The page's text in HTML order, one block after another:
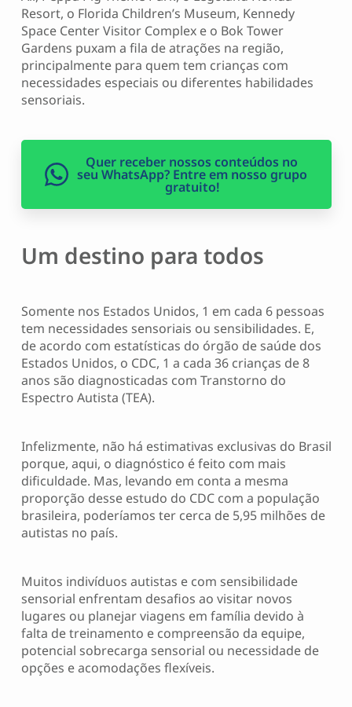
Resort, o Florida Children’s Museum, Kennedy
Space Center Visitor Complex e o Bok Tower
Gardens puxam a fila de atrações na região,
principalmente para quem tem crianças com
necessidades especiais ou diferentes habilidades
sensoriais.
Quer receber nossos conteúdos no
seu WhatsApp? Entre em nosso grupo
gratuito!
Um destino para todos
Somente nos Estados Unidos, 1 em cada 6 pessoas
tem necessidades sensoriais ou sensibilidades. E,
de acordo com estatísticas do órgão de saúde dos
Estados Unidos, o CDC, 1 a cada 36 crianças de 8
anos são diagnosticadas com Transtorno do
Espectro Autista (TEA).
Infelizmente, não há estimativas exclusivas do Brasil
porque, aqui, o diagnóstico é feito com mais
dificuldade. Mas, levando em conta a mesma
proporção desse estudo do CDC com a população
brasileira, poderíamos ter cerca de 5,95 milhões de
autistas no país.
Muitos indivíduos autistas e com sensibilidade
sensorial enfrentam desafios ao visitar novos
lugares ou planejar viagens em família devido à
falta de treinamento e compreensão da equipe,
potencial sobrecarga sensorial ou necessidade de
opções e acomodações flexíveis.